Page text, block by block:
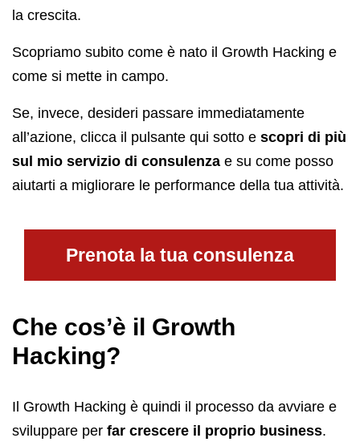
la crescita.
Scopriamo subito come è nato il Growth Hacking e
come si mette in campo.
Se, invece, desideri passare immediatamente
all’azione, clicca il pulsante qui sotto e scopri di più
sul mio servizio di consulenza e su come posso
aiutarti a migliorare le performance della tua attività.
Prenota la tua consulenza
Che cos’è il Growth
Hacking?
Il Growth Hacking è quindi il processo da avviare e
sviluppare per far crescere il proprio business.